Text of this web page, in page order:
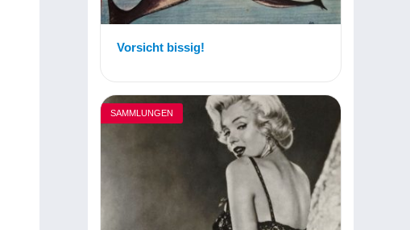
Vorsicht bissig!
SAMMLUNGEN